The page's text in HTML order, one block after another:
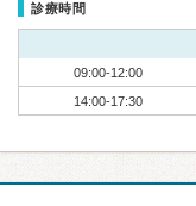
診療時間
09:00-12:00
14:00-17:30